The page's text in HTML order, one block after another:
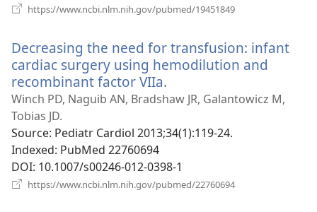
https://www.ncbi.nlm.nih.gov/pubmed/19451849
вікні)
Decreasing the need for transfusion: infant
cardiac surgery using hemodilution and
recombinant factor VIIa.
у
вікні)
Winch PD, Naguib AN, Bradshaw JR, Galantowicz M,
Tobias JD.
Source‎: Pediatr Cardiol 2013;34(1):119-24.
Indexed‎: PubMed 22760694
DOI‎: 10.1007/s00246-012-0398-1
https://www.ncbi.nlm.nih.gov/pubmed/22760694